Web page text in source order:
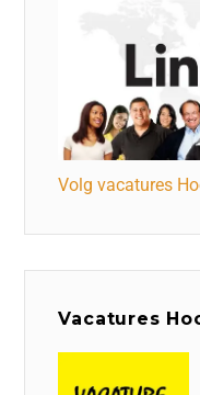
Volg vacatures
Vacatures